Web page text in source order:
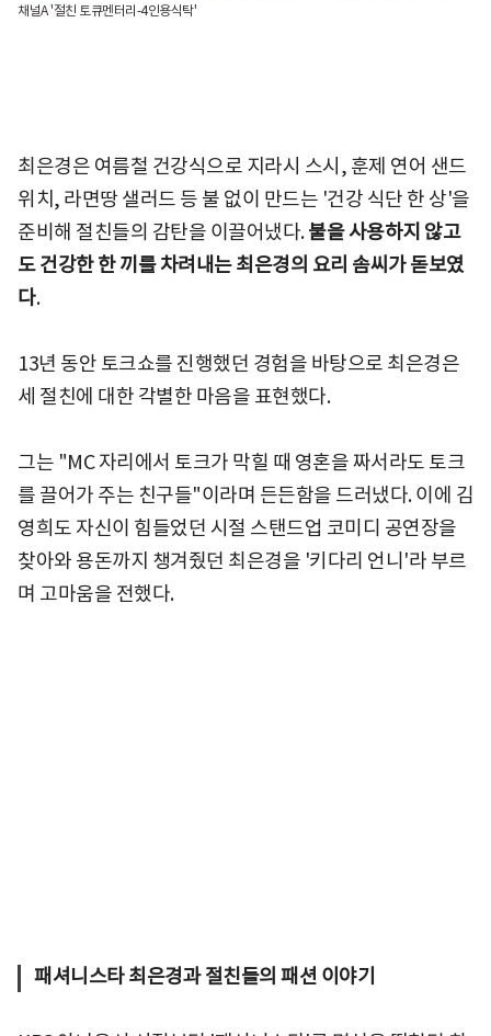
채널A '절친 토큐멘터리-4인용식탁'
최은경은 여름철 건강식으로 지라시 스시, 훈제 연어 샌드
위치, 라면땅 샐러드 등 불 없이 만드는 '건강 식단 한 상'을
준비해 절친들의 감탄을 이끌어냈다.불을 사용하지 않고
도 건강한 한 끼를 차려내는 최은경의 요리 솜씨가 돋보였
다.
13년 동안 토크쇼를 진행했던 경험을 바탕으로 최은경은
세 절친에 대한 각별한 마음을 표현했다.
그는 "MC 자리에서 토크가 막힐 때 영혼을 짜서라도 토크
를 끌어가 주는 친구들"이라며 든든함을 드러냈다. 이에 김
영희도 자신이 힘들었던 시절 스탠드업 코미디 공연장을
찾아와 용돈까지 챙겨줬던 최은경을 '키다리 언니'라 부르
며 고마움을 전했다.
패셔니스타 최은경과 절친들의 패션 이야기